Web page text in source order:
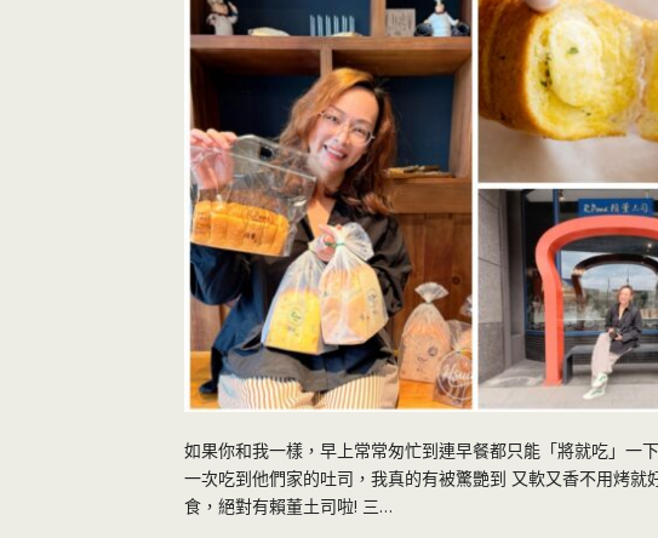
如果你和我一樣，早上常常匆忙到連早餐都只能「將就吃」一
一次吃到他們家的吐司，我真的有被驚艷到 又軟又香不用烤
食，絕對有賴董土司啦! 三…